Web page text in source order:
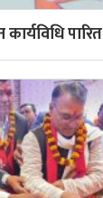
पारित